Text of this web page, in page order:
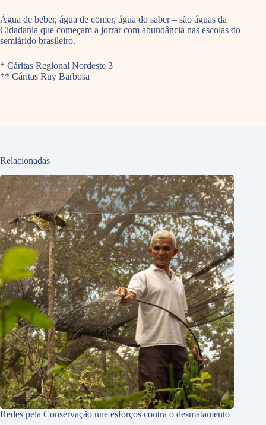
Água de beber, água de comer, água do saber – são águas da
Cidadania que começam a jorrar com abundância nas escolas do
semiárido brasileiro.
* Cáritas Regional Nordeste 3
** Cáritas Ruy Barbosa
Relacionadas
Redes pela Conservação une esforços contra o desmatamento